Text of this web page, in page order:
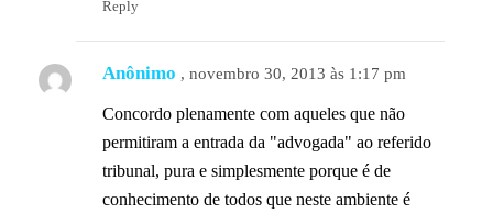
Reply
Anônimo , novembro 30, 2013 às 1:17 pm
Concordo plenamente com aqueles que não
permitiram a entrada da "advogada" ao referido
tribunal, pura e simplesmente porque é de
conhecimento de todos que neste ambiente é